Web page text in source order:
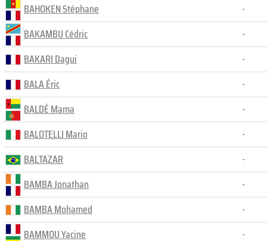
BAHOKEN Stéphane
-
BAKAMBU Cédric
-
BAKARI Dagui
-
BALA Éric
-
BALDÉ Mama
-
BALOTELLI Mario
-
BALTAZAR
-
BAMBA Jonathan
-
BAMBA Mohamed
-
BAMMOU Yacine
-